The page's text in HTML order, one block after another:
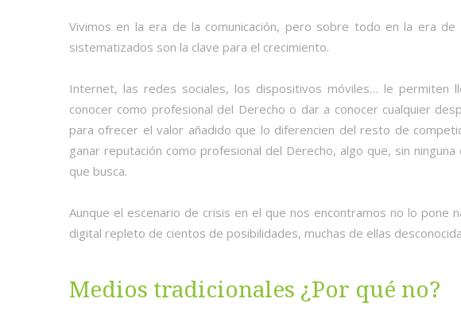
Vivimos en la era de la comunicación, pero sobre todo en la era
sistematizados son la clave para el crecimiento.
Internet, las redes sociales, los dispositivos móviles… le permiten
conocer como profesional del Derecho o dar a conocer cualquier
para ofrecer el valor añadido que lo diferencien del resto de
ganar reputación como profesional del Derecho, algo que, sin
que busca.
Aunque el escenario de crisis en el que nos encontramos no lo pone
digital repleto de cientos de posibilidades, muchas de ellas
Medios tradicionales ¿Por qué no?